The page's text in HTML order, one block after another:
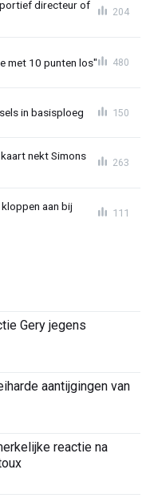
directeur of
204
met 10 punten los" 480
in basisploeg 150
nekt Simons
263
aan bij
111
Gery jegens
aantijgingen van
reactie na